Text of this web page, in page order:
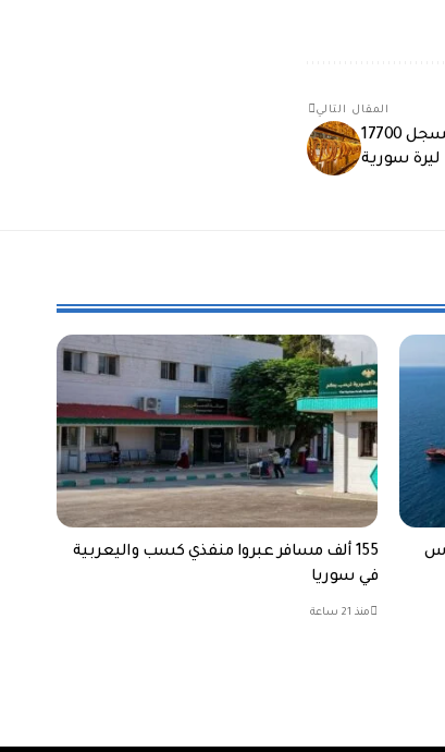
المقال التالي
ارتفاع بأسعار الذهب في سوريا… الغرام يسجل 17700
ليرة سورية
155 ألف مسافر عبروا منفذي كسب واليعربية
في سوريا
منذ 21 ساعة